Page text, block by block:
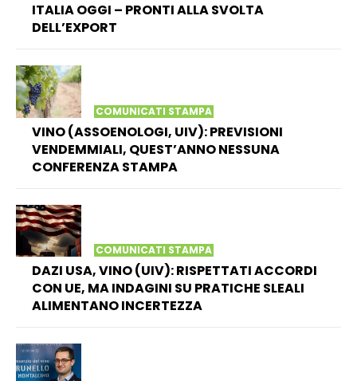
ITALIA OGGI – PRONTI ALLA SVOLTA
DELL’EXPORT
COMUNICATI STAMPA
VINO (ASSOENOLOGI, UIV): PREVISIONI
VENDEMMIALI, QUEST’ANNO NESSUNA
CONFERENZA STAMPA
COMUNICATI STAMPA
DAZI USA, VINO (UIV): RISPETTATI ACCORDI
CON UE, MA INDAGINI SU PRATICHE SLEALI
ALIMENTANO INCERTEZZA